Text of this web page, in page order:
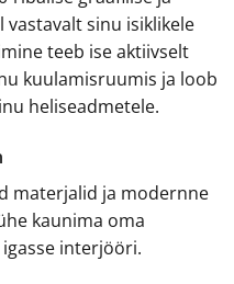
sinu isiklikele
teeb ise aktiivselt
kuulamisruumis ja loob
heliseadmetele.
materjalid ja modernne
kaunima oma
interjööri.